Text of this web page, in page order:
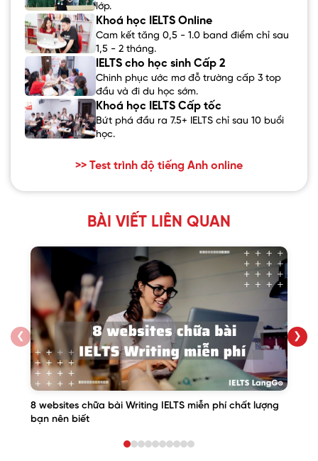
lớp.
Khoá học IELTS Online
Cam kết tăng 0,5 - 1.0 band điểm chỉ sau
1,5 - 2 tháng.
IELTS cho học sinh Cấp 2
Chinh phục ước mơ đỗ trường cấp 3 top
đầu và đi du học sớm.
Khoá học IELTS Cấp tốc
Bứt phá đầu ra 7.5+ IELTS chỉ sau 10 buổi
học.
>> Test trình độ tiếng Anh online
BÀI VIẾT LIÊN QUAN
❮
8 websites chữa bài Writing IELTS miễn phí chất lượng
bạn nên biết
❯